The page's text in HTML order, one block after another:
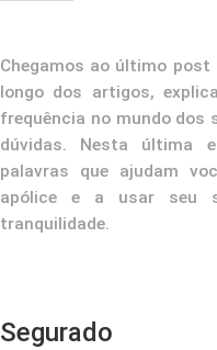
Chegamos ao último
longo dos artigos,
frequência no mundo dos
dúvidas. Nesta última
palavras que ajudam
apólice e a usar seu
tranquilidade.
Segurado